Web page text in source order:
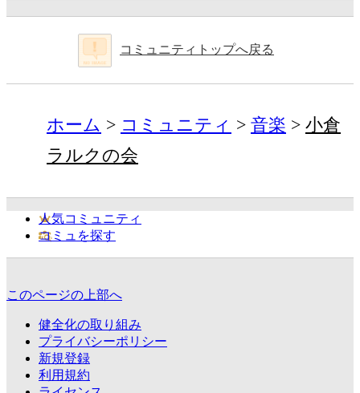
コミュニティトップへ戻る
ホーム コミュニティ 音楽
小倉
ラルクの会
人気コミュニティ
コミュを探す
このページの上部へ
健全化の取り組み
プライバシーポリシー
新規登録
利用規約